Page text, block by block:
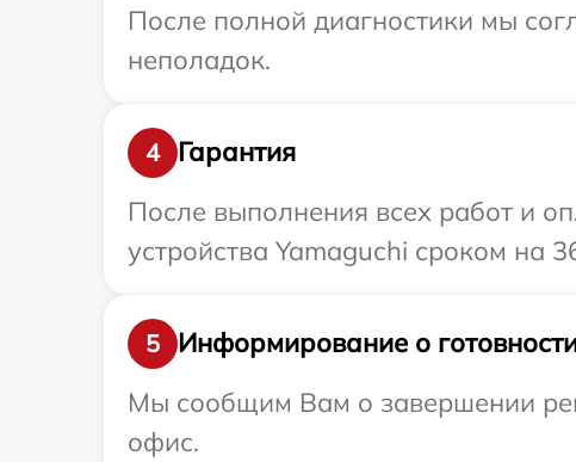
После полной диагностики мы
неполадок.
4
Гарантия
После выполнения всех работ и
устройства Yamaguchi сроком на
5
Информирование о
Мы сообщим Вам о завершении
офис.